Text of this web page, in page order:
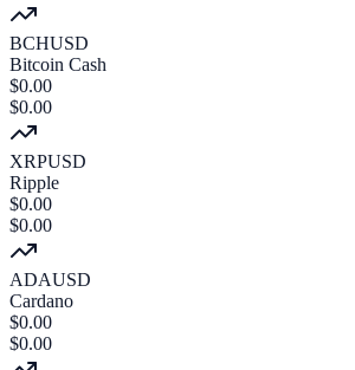
BCHUSD
Bitcoin Cash
$0.00
$0.00
XRPUSD
Ripple
$0.00
$0.00
ADAUSD
Cardano
$0.00
$0.00